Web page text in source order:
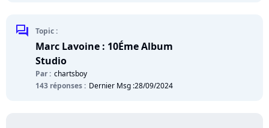
chat Topic :
Marc Lavoine : 10Éme Album
Studio
Par : chartsboy
143 réponses : Dernier Msg :28/09/2024